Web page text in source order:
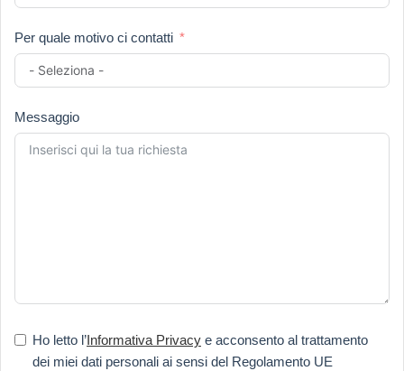
Per quale motivo ci contatti
Messaggio
Ho letto l’Informativa Privacy e acconsento al trattamento
dei miei dati personali ai sensi del Regolamento UE